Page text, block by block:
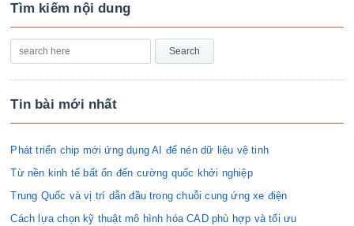
Tìm kiếm nội dung
Tin bài mới nhất
Phát triển chip mới ứng dụng AI để nén dữ liệu vệ tinh
Từ nền kinh tế bất ổn đến cường quốc khởi nghiệp
Trung Quốc và vị trí dẫn đầu trong chuỗi cung ứng xe điện
Cách lựa chọn kỹ thuật mô hình hóa CAD phù hợp và tối ưu